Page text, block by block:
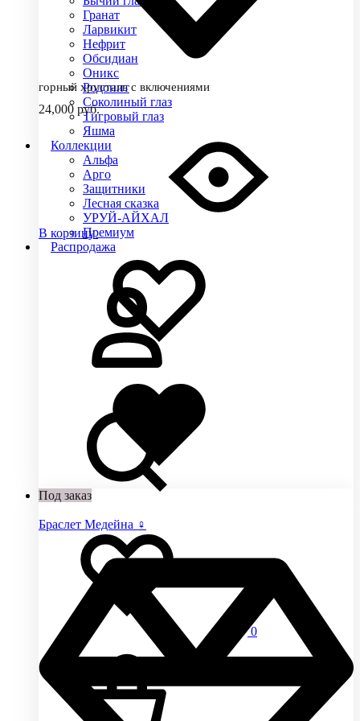
Гранат
Ларвикит
Нефрит
Обсидиан
Оникс
Родонит
Соколиный глаз
Тигровый глаз
Яшма
Коллекции
Альфа
Арго
Защитники
Лесная сказка
УРУЙ-АЙХАЛ
Премиум
Распродажа
0
горный хрусталь с включениями
24,000 руб.
В корзину
Под заказ
Браслет Медейна ♀